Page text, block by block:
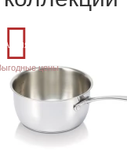
Акция
цены